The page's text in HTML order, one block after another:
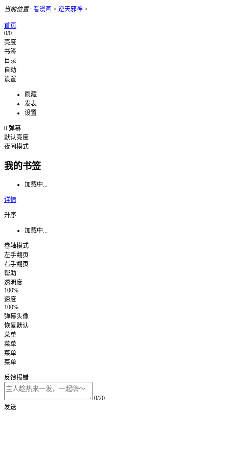
当前位置: 看漫画 > 逆天邪神 >
首页
0/0
亮度
书签
目录
自动
设置
隐藏
发表
设置
0 弹幕
默认亮度
夜间模式
我的书签
加载中...
详情
升序
加载中...
卷轴模式
左手翻页
右手翻页
帮助
透明度
100%
速度
100%
弹幕头像
恢复默认
菜单
菜单
菜单
菜单
反馈报错
0/20
发送